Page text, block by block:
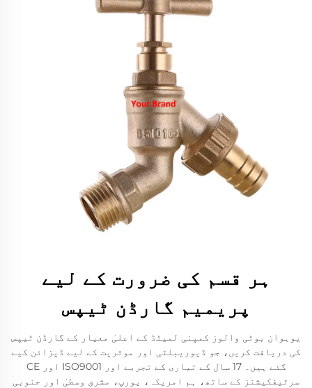
ہر قسم کی ضرورت کے لیے
پریمیم گارڈن ٹیپس
یوہوان بوٹی والوز کمپنی لمیٹڈ کے اعلیٰ معیار کے گارڈن ٹیپس
کی دریافت کریں، جو ڈیوریبلٹی اور موثریت کے لیے ڈیزائن کیے
گئے ہیں۔ 17 سال کے تیاری کے تجربے اور ISO9001 اور CE
سرٹیفکیشنز کے ساتھ، ہم امریکہ، یورپ، مشرق وسطیٰ اور جنوبی